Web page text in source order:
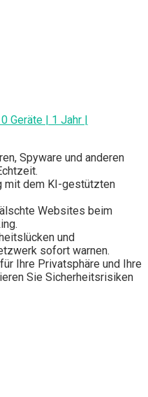
Geräte | 1 Jahr |
Spyware und anderen
mit dem KI-gestützten
Websites beim
und
sofort warnen.
Ihre Privatsphäre und Ihre
Sie Sicherheitsrisiken